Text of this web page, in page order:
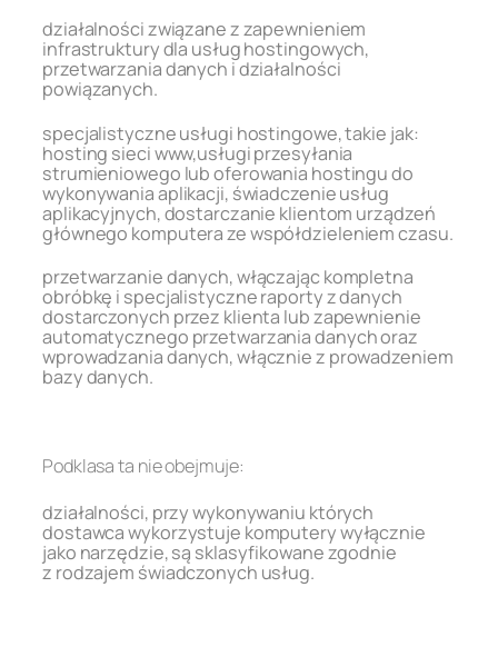
działalności związane z zapewnieniem
infrastruktury dla usług hostingowych,
przetwarzania danych i działalności
powiązanych.
specjalistyczne usługi hostingowe, takie jak:
hosting sieci www,usługi przesyłania
strumieniowego lub oferowania hostingu do
wykonywania aplikacji, świadczenie usług
aplikacyjnych, dostarczanie klientom urządzeń
głównego komputera ze współdzieleniem czasu.
przetwarzanie danych, włączając kompletna
obróbkę i specjalistyczne raporty z danych
dostarczonych przez klienta lub zapewnienie
automatycznego przetwarzania danych oraz
wprowadzania danych, włącznie z prowadzeniem
bazy danych.
Podklasa ta nie obejmuje:
działalności, przy wykonywaniu których
dostawca wykorzystuje komputery wyłącznie
jako narzędzie, są sklasyfikowane zgodnie
z rodzajem świadczonych usług.